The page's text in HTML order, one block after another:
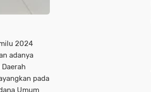
2024
adanya
pada
Umum